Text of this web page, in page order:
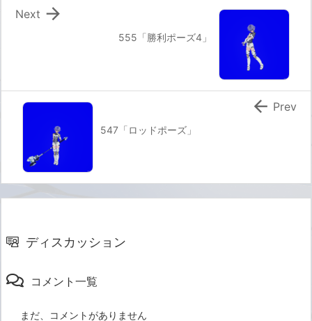
555「勝利ポーズ4」

Next
547「ロッドポーズ」
 Prev
ディスカッション
コメント一覧
まだ、コメントがありません